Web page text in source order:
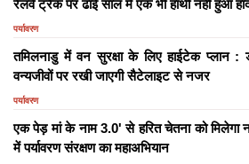
रेलवे ट्रैक पर ढाई साल में एक भी हाथी नहीं हुआ
पर्यावरण
तमिलनाडु में वन सुरक्षा के लिए हाईटेक प्लान
वन्यजीवों पर रखी जाएगी सैटेलाइट से नजर
पर्यावरण
एक पेड़ मां के नाम 3.0' से हरित चेतना को मिलेगा
में पर्यावरण संरक्षण का महाअभियान